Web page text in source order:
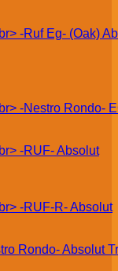
Absolut
Absolut
Absolut